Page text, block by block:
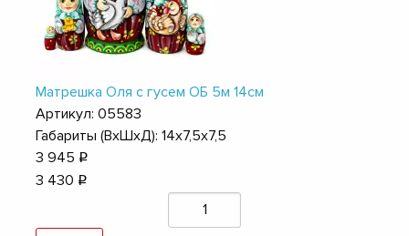
Матрешка Оля с гусем ОБ 5м 14см
Артикул: 05583
Габариты (ВхШхД): 14х7,5х7,5
3 945 q
3 430 q